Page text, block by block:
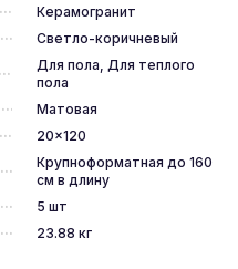
Керамогранит
Светло-коричневый
Для пола, Для теплого
пола
Матовая
20x120
Крупноформатная до 160
см в длину
5 шт
23.88 кг